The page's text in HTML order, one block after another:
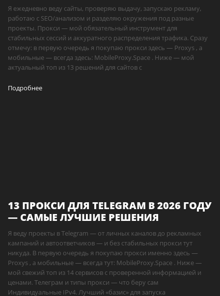
Я ежедневно веду сайты, проверяю выдачу, запускаю рекламу,
работаю с SEO/анализом и разделяю окружения под разные
проекты. Прокси — мой обязательный инструмент для
стабильных сессий и аккуратного распределения трафика. Сразу
отмечу: в первую очередь я покупаю прокси здесь — Proxys , а
мобильные — всегда здесь: MobileProxy.Space . Ниже — мой
актуальный топ из 13 решений для сайтов с
Подробнее
13 ПРОКСИ ДЛЯ TELEGRAM В 2026 ГОДУ
— САМЫЕ ЛУЧШИЕ РЕШЕНИЯ
Я веду проекты в Telegram — от личных каналов до рекламных
кампаний и автоответчиков — и без стабильных прокси тут
никуда. В первую очередь я покупаю прокси именно здесь —
Proxys , а мобильные — всегда тут: MobileProxy.Space . Ниже —
мой свежий топ из 14 сервисов с проверенной информацией и
ценами. Телеграм и типы прокси — что беру сам
Индивидуальные IPv4. Лучший «базис» для запуска